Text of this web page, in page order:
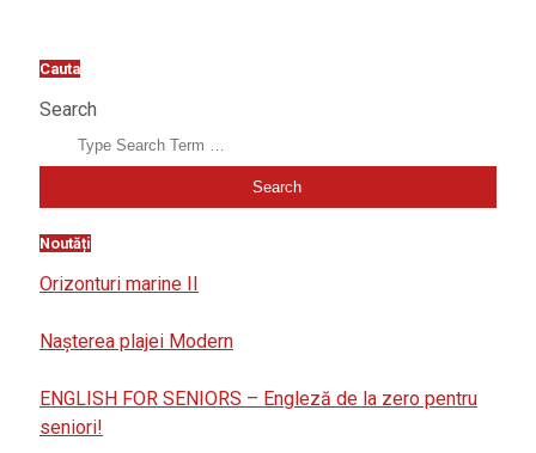
Cauta
Search
Noutăți
Orizonturi marine II
Nașterea plajei Modern
ENGLISH FOR SENIORS – Engleză de la zero pentru
seniori!